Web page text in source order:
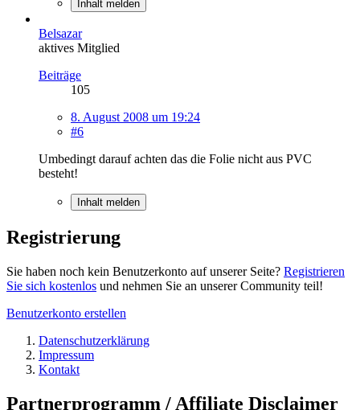
Inhalt melden
Belsazar
aktives Mitglied
Beiträge
105
8. August 2008 um 19:24
#6
Umbedingt darauf achten das die Folie nicht aus PVC
besteht!
Inhalt melden
Registrierung
Sie haben noch kein Benutzerkonto auf unserer Seite? Registrieren
Sie sich kostenlos und nehmen Sie an unserer Community teil!
Benutzerkonto erstellen
Datenschutzerklärung
Impressum
Kontakt
Partnerprogramm / Affiliate Disclaimer